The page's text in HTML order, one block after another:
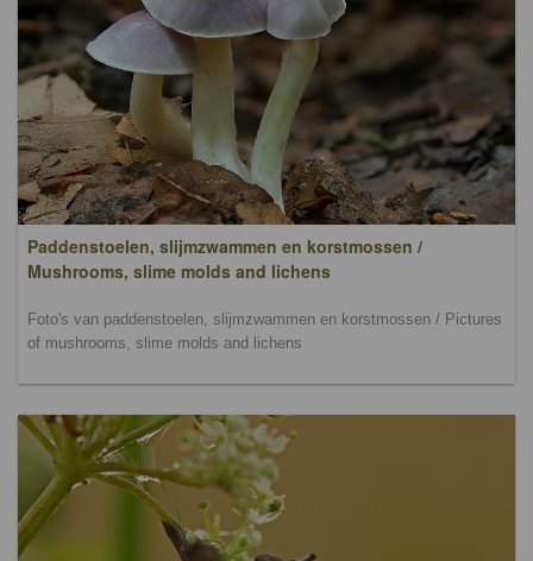
Paddenstoelen, slijmzwammen en korstmossen /
Mushrooms, slime molds and lichens
Foto's van paddenstoelen, slijmzwammen en korstmossen / Pictures
of mushrooms, slime molds and lichens